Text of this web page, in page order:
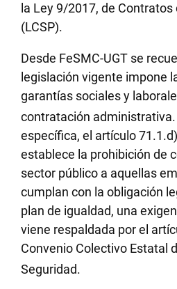
la Ley 9/2017, de
(LCSP).
Desde FeSMC-UGT se
legislación vigente impone
garantías sociales y
contratación administrativa
específica, el artículo
establece la prohibición de
sector público a aquellas
cumplan con la obligación
plan de igualdad, una
viene respaldada por el
Convenio Colectivo Estatal
Seguridad.